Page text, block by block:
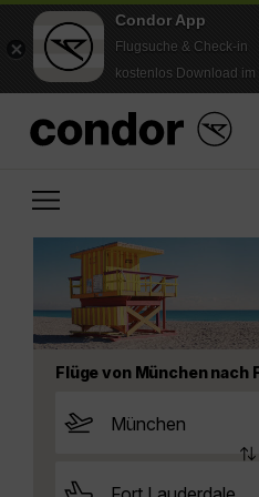
Condor App
Flugsuche & Check-in
kostenlos Download
Flüge von München nach